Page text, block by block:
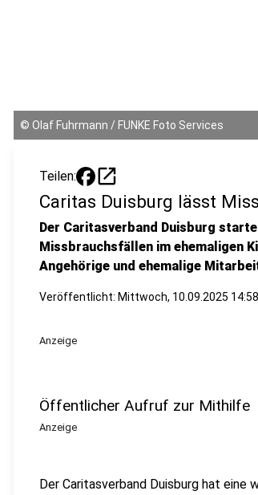
© Olaf Fuhrmann / FUNKE Foto Services
Teilen: open_in_new
Caritas Duisburg lässt
Der Caritasverband Duisburg
Missbrauchsfällen im ehemaligen
Angehörige und ehemalige
Veröffentlicht: Mittwoch, 10.09.2025 14:58
Anzeige
Öffentlicher Aufruf zur Mithilfe
Anzeige
Der Caritasverband Duisburg hat